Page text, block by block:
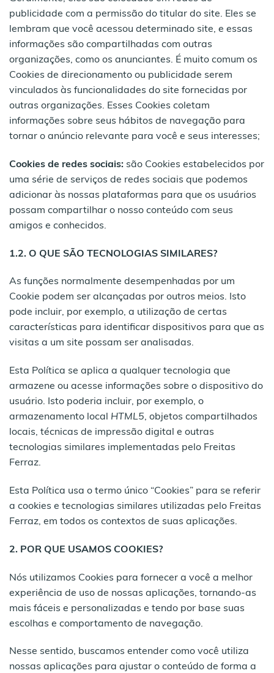
publicidade com a permissão do titular do site. Eles se
lembram que você acessou determinado site, e essas
informações são compartilhadas com outras
organizações, como os anunciantes. É muito comum os
Cookies de direcionamento ou publicidade serem
vinculados às funcionalidades do site fornecidas por
outras organizações. Esses Cookies coletam
informações sobre seus hábitos de navegação para
tornar o anúncio relevante para você e seus interesses;
Cookies de redes sociais: são Cookies estabelecidos por
uma série de serviços de redes sociais que podemos
adicionar às nossas plataformas para que os usuários
possam compartilhar o nosso conteúdo com seus
amigos e conhecidos.
1.2. O QUE SÃO TECNOLOGIAS SIMILARES?
As funções normalmente desempenhadas por um
Cookie podem ser alcançadas por outros meios. Isto
pode incluir, por exemplo, a utilização de certas
características para identificar dispositivos para que as
visitas a um site possam ser analisadas.
Esta Política se aplica a qualquer tecnologia que
armazene ou acesse informações sobre o dispositivo do
usuário. Isto poderia incluir, por exemplo, o
armazenamento local HTML5, objetos compartilhados
locais, técnicas de impressão digital e outras
tecnologias similares implementadas pelo Freitas
Ferraz.
Esta Política usa o termo único “Cookies” para se referir
a cookies e tecnologias similares utilizadas pelo Freitas
Ferraz, em todos os contextos de suas aplicações.
2. POR QUE USAMOS COOKIES?
Nós utilizamos Cookies para fornecer a você a melhor
experiência de uso de nossas aplicações, tornando-as
mais fáceis e personalizadas e tendo por base suas
escolhas e comportamento de navegação.
Nesse sentido, buscamos entender como você utiliza
nossas aplicações para ajustar o conteúdo de forma a